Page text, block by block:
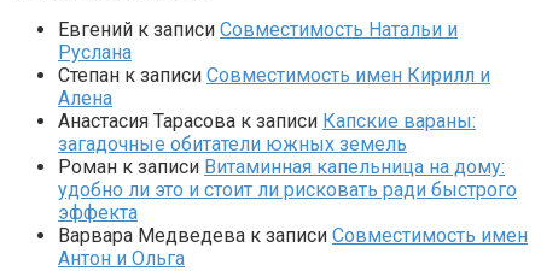
Евгений к записи Совместимость Натальи и
Руслана
Степан к записи Совместимость имен Кирилл и
Алена
Анастасия Тарасова к записи Капские вараны:
загадочные обитатели южных земель
Роман к записи Витаминная капельница на дому:
удобно ли это и стоит ли рисковать ради быстрого
эффекта
Варвара Медведева к записи Совместимость имен
Антон и Ольга